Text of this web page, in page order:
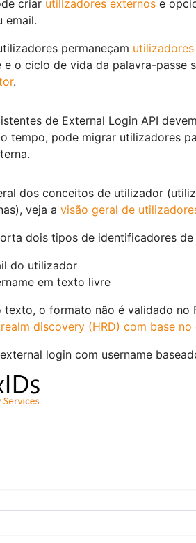
criar utilizadores externos e
email.
permaneçam
e o ciclo de vida da palavra-passe
.
de External Login API
tempo, pode migrar utilizadores
dos conceitos de utilizador
veja a visão geral de
dois tipos de identificadores
do utilizador
em texto livre
texto, o formato não é validado
discovery (HRD) com base no
login com username